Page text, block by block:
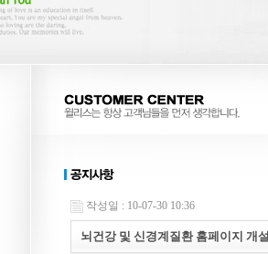
작성일 : 10-07-30 10:36
뇌건강 및 신경계질환 홈페이지 개